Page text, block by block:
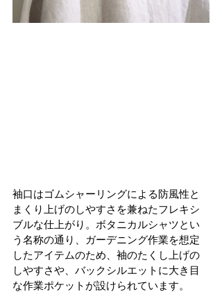
袖口はゴムシャーリングによる防風性と
まくり上げのしやすさを兼ねたフレキシ
ブルな仕上がり。ボタニカルシャツとい
う名称の通り、ガーデニング作業を想定
したアイテムのため、袖のたくし上げの
しやすさや、バックシルエットに大き目
な作業ポケットが設けられています。